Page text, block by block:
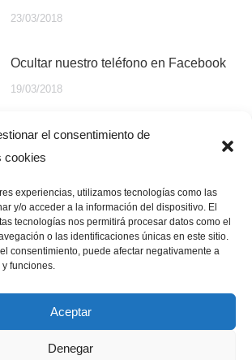
el consentimiento de
cookies
experiencias, utilizamos tecnologías como las
y/o acceder a la información del dispositivo. El
tecnologías nos permitirá procesar datos como el
o las identificaciones únicas en este sitio.
consentimiento, puede afectar negativamente a
funciones.
Aceptar
Denegar
23/03/2018
Ocultar nuestro teléfono en Facebook
19/03/2018
Cambiar el idioma de Facebook